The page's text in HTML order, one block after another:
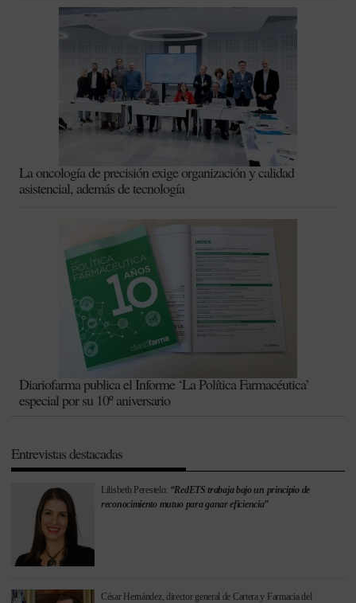
La oncología de precisión exige organización y calidad
asistencial, además de tecnología
Diariofarma publica el Informe ‘La Política Farmacéutica’
especial por su 10º aniversario
Entrevistas destacadas
Lilisbeth Perestelo: “RedETS trabaja bajo un principio de
reconocimiento mutuo para ganar eficiencia”
César Hernández, director general de Cartera y Farmacia del